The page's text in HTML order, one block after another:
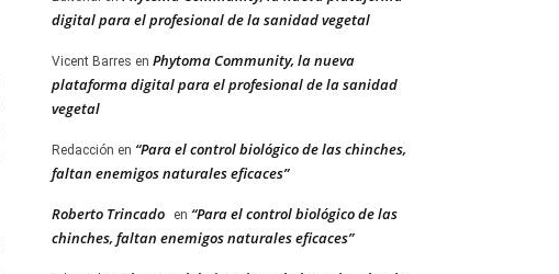
digital para el profesional de la sanidad vegetal
Vicent Barres en Phytoma Community, la nueva
plataforma digital para el profesional de la sanidad
vegetal
Redacción en “Para el control biológico de las chinches,
faltan enemigos naturales eficaces”
Roberto Trincado en “Para el control biológico de las
chinches, faltan enemigos naturales eficaces”